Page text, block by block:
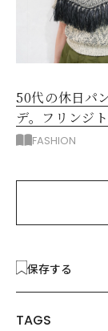
50代の休日パ
デ。フリンジ
主役に洗練アー
FASHION
保存する
TAGS